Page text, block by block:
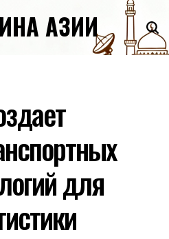
АЗИИ
для